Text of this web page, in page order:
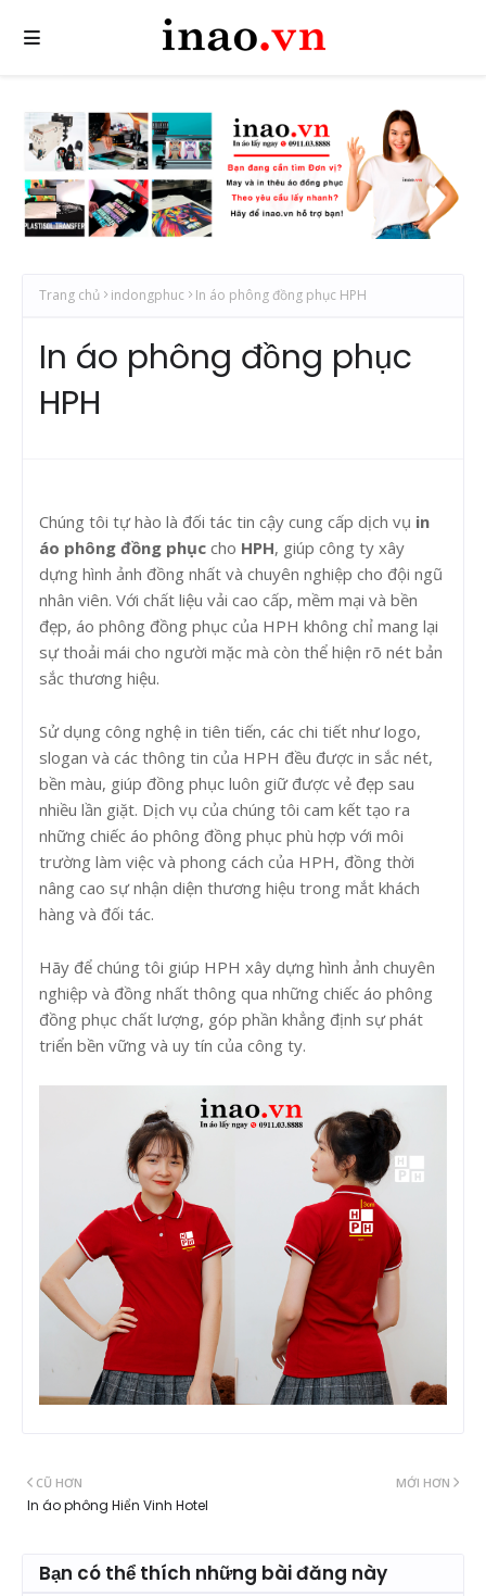
Trang chủ indongphuc In áo phông đồng phục HPH
In áo phông đồng phục
HPH
Chúng tôi tự hào là đối tác tin cậy cung cấp dịch vụ in
áo phông đồng phục cho HPH, giúp công ty xây
dựng hình ảnh đồng nhất và chuyên nghiệp cho đội ngũ
nhân viên. Với chất liệu vải cao cấp, mềm mại và bền
đẹp, áo phông đồng phục của HPH không chỉ mang lại
sự thoải mái cho người mặc mà còn thể hiện rõ nét bản
sắc thương hiệu.
Sử dụng công nghệ in tiên tiến, các chi tiết như logo,
slogan và các thông tin của HPH đều được in sắc nét,
bền màu, giúp đồng phục luôn giữ được vẻ đẹp sau
nhiều lần giặt. Dịch vụ của chúng tôi cam kết tạo ra
những chiếc áo phông đồng phục phù hợp với môi
trường làm việc và phong cách của HPH, đồng thời
nâng cao sự nhận diện thương hiệu trong mắt khách
hàng và đối tác.
Hãy để chúng tôi giúp HPH xây dựng hình ảnh chuyên
nghiệp và đồng nhất thông qua những chiếc áo phông
đồng phục chất lượng, góp phần khẳng định sự phát
triển bền vững và uy tín của công ty.
MỚI HƠN
CŨ HƠN
In áo phông Hiển Vinh Hotel
Bạn có thể thích những bài đăng này